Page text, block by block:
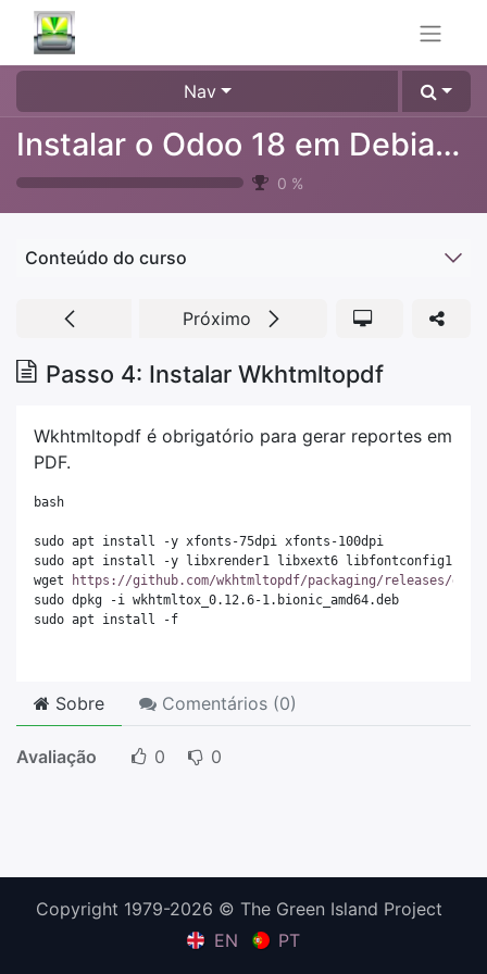
Nav
Instalar o Odoo 18 em Debian usando fontes git
0 %
Conteúdo do curso
Passo 4: Instalar Wkhtmltopdf
Próximo
Wkhtmltopdf é obrigatório para gerar reportes em
PDF.
bash
sudo apt install -y xfonts-75dpi xfonts-100dpi
sudo apt install -y libxrender1 libxext6 libfontconfig1
wget
https://github.com/wkhtmltopdf/packaging/releases/
sudo dpkg -i wkhtmltox_0.12.6-1.bionic_amd64.deb
sudo apt install -f
Sobre Comentários (0)
Avaliação 0 0
Copyright 1979-2026 © The Green Island Project
EN
PT